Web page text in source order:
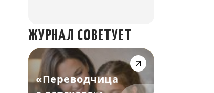
ЖУРНАЛ СОВЕТУЕТ
«Переводчица